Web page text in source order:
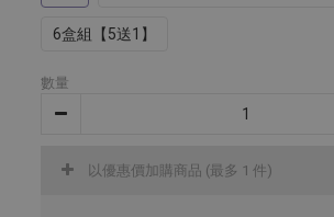
6盒組【5送1】
數量
以優惠價加購商品 (最多 1 件)